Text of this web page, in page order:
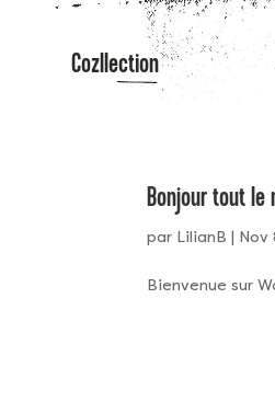
Cozllection
Bonjour tout le
par LilianB | Nov
Bienvenue sur